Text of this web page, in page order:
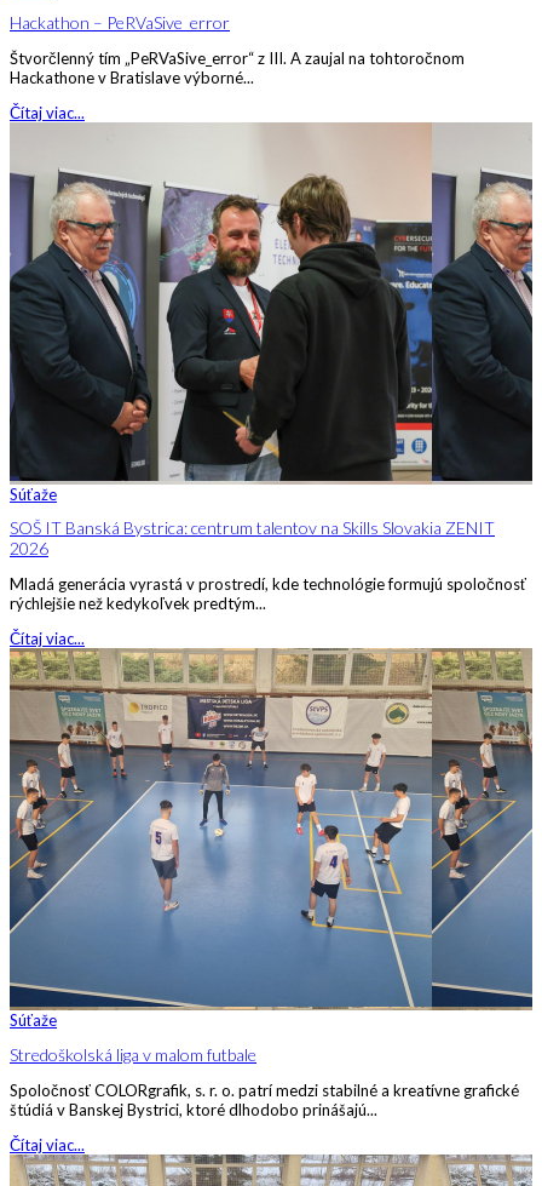
Hackathon – PeRVaSive_error
Štvorčlenný tím „PeRVaSive_error“ z III. A zaujal na tohtoročnom
Hackathone v Bratislave výborné...
Čítaj viac...
Súťaže
SOŠ IT Banská Bystrica: centrum talentov na Skills Slovakia ZENIT
2026
Mladá generácia vyrastá v prostredí, kde technológie formujú spoločnosť
rýchlejšie než kedykoľvek predtým...
Čítaj viac...
Súťaže
Stredoškolská liga v malom futbale
Spoločnosť COLORgrafik, s. r. o. patrí medzi stabilné a kreatívne grafické
štúdiá v Banskej Bystrici, ktoré dlhodobo prinášajú...
Čítaj viac...